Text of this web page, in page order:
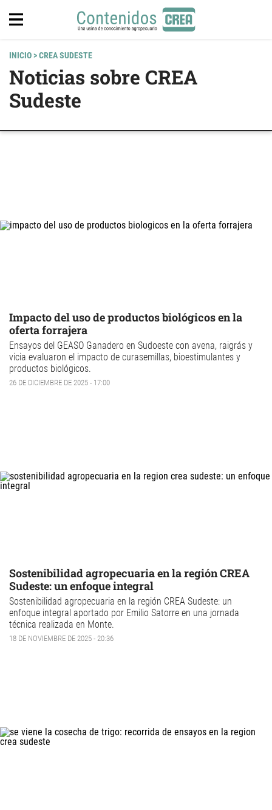
INICIO> CREA SUDESTE
Noticias sobre CREA
Sudeste
Impacto del uso de productos biológicos en la
oferta forrajera
Ensayos del GEASO Ganadero en Sudoeste con avena, raigrás y
vicia evaluaron el impacto de curasemillas, bioestimulantes y
productos biológicos.
26 DE DICIEMBRE DE 2025 - 17:00
Sostenibilidad agropecuaria en la región CREA
Sudeste: un enfoque integral
Sostenibilidad agropecuaria en la región CREA Sudeste: un
enfoque integral aportado por Emilio Satorre en una jornada
técnica realizada en Monte.
18 DE NOVIEMBRE DE 2025 - 20:36